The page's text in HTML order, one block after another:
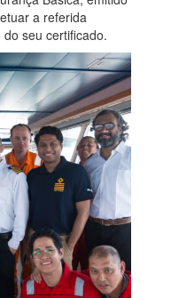
a referida
seu certificado.